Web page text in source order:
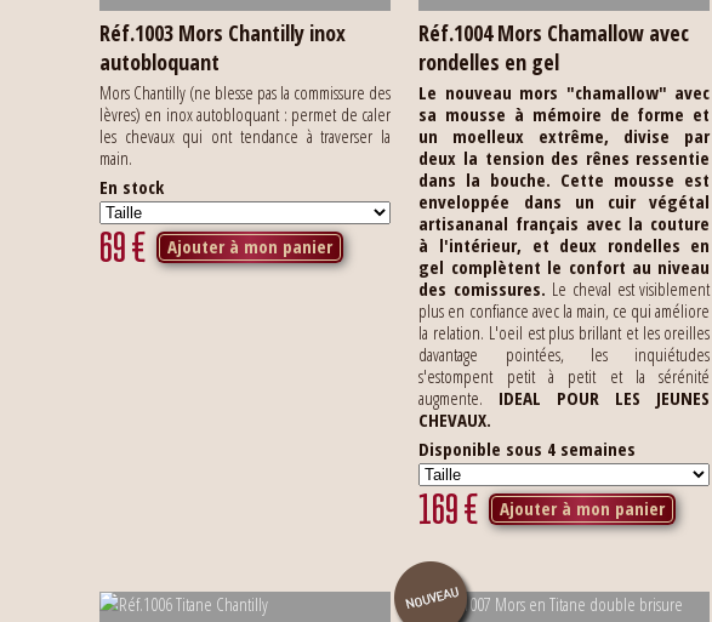
Réf.1003 Mors Chantilly inox
autobloquant
Mors Chantilly (ne blesse pas la commissure des
lèvres) en inox autobloquant : permet de caler
les chevaux qui ont tendance à traverser la
main.
En stock
69€ Ajouter à mon panier
Réf.1004 Mors Chamallow avec
rondelles en gel
Le nouveau mors "chamallow" avec
sa mousse à mémoire de forme et
un moelleux extrême, divise par
deux la tension des rênes ressentie
dans la bouche. Cette mousse est
enveloppée dans un cuir végétal
artisananal français avec la couture
à l'intérieur, et deux rondelles en
gel complètent le confort au niveau
des comissures. Le cheval est visiblement
plus en confiance avec la main, ce qui améliore
la relation. L'oeil est plus brillant et les oreilles
davantage pointées, les inquiétudes
s'estompent petit à petit et la sérénité
augmente. IDEAL POUR LES JEUNES
CHEVAUX.
Disponible sous 4 semaines
169€ Ajouter à mon panier